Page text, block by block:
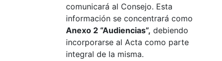
comunicará al Consejo. Esta
información se concentrará como
Anexo 2 “Audiencias”, debiendo
incorporarse al Acta como parte
integral de la misma.